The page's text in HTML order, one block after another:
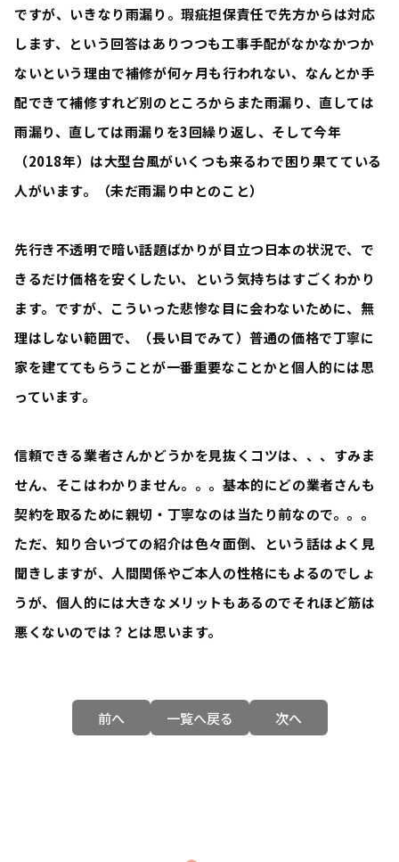
ですが、いきなり雨漏り。瑕疵担保責任で先方からは対応
します、という回答はありつつも工事手配がなかなかつか
ないという理由で補修が何ヶ月も行われない、なんとか手
配できて補修すれど別のところからまた雨漏り、直しては
雨漏り、直しては雨漏りを3回繰り返し、そして今年
（2018年）は大型台風がいくつも来るわで困り果てている
人がいます。（未だ雨漏り中とのこと）
先行き不透明で暗い話題ばかりが目立つ日本の状況で、で
きるだけ価格を安くしたい、という気持ちはすごくわかり
ます。ですが、こういった悲惨な目に会わないために、無
理はしない範囲で、（長い目でみて）普通の価格で丁寧に
家を建ててもらうことが一番重要なことかと個人的には思
っています。
信頼できる業者さんかどうかを見抜くコツは、、、すみま
せん、そこはわかりません。。。基本的にどの業者さんも
契約を取るために親切・丁寧なのは当たり前なので。。。
ただ、知り合いづての紹介は色々面倒、という話はよく見
聞きしますが、人間関係やご本人の性格にもよるのでしょ
うが、個人的には大きなメリットもあるのでそれほど筋は
悪くないのでは？とは思います。
前へ 一覧へ戻る 次へ